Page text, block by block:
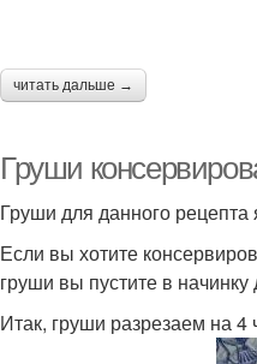
читать дальше →
Груши
Груши для данного рецепта
Если вы хотите
груши вы пустите в начинку
Итак, груши разрезаем на